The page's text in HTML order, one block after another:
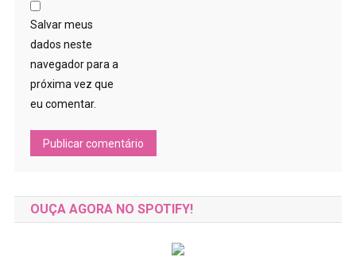
Salvar meus
dados neste
navegador para a
próxima vez que
eu comentar.
OUÇA AGORA NO SPOTIFY!